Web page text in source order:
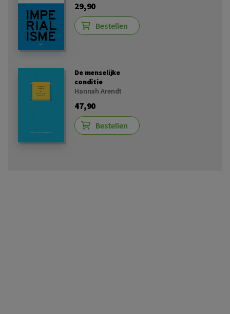
29,90
Bestellen
De menselijke
conditie
Hannah Arendt
47,90
Bestellen